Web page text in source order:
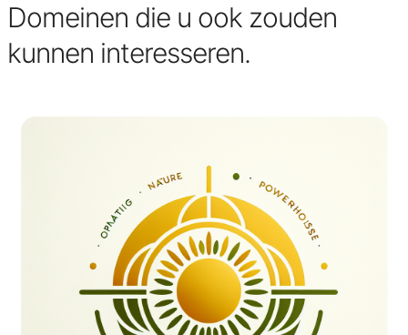
Domeinen die u ook zouden
kunnen interesseren.